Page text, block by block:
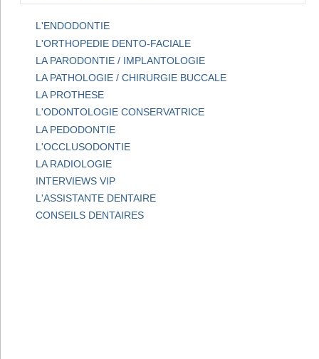
L'ENDODONTIE
L'ORTHOPEDIE DENTO-FACIALE
LA PARODONTIE / IMPLANTOLOGIE
LA PATHOLOGIE / CHIRURGIE BUCCALE
LA PROTHESE
L'ODONTOLOGIE CONSERVATRICE
LA PEDODONTIE
L'OCCLUSODONTIE
LA RADIOLOGIE
INTERVIEWS VIP
L'ASSISTANTE DENTAIRE
CONSEILS DENTAIRES